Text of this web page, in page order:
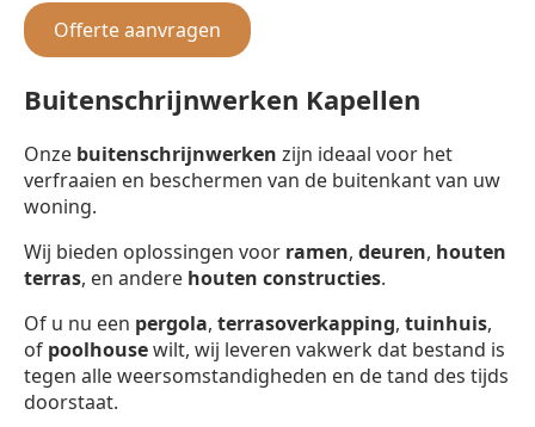
Offerte aanvragen
Buitenschrijnwerken Kapellen
Onze buitenschrijnwerken zijn ideaal voor het
verfraaien en beschermen van de buitenkant van uw
woning.
Wij bieden oplossingen voor ramen, deuren, houten
terras, en andere houten constructies.
Of u nu een pergola, terrasoverkapping, tuinhuis,
of poolhousewilt, wij leveren vakwerk dat bestand is
tegen alle weersomstandigheden en de tand des tijds
doorstaat.